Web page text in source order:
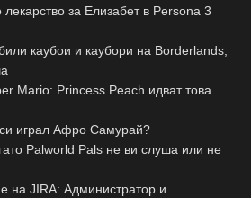
за Елизабет в Persona 3
каубои и каубори на Borderlands,
Mario: Princess Peach идват това
играл Афро Самурай?
Palworld Pals не ви слуша или не
на JIRA: Администратор и